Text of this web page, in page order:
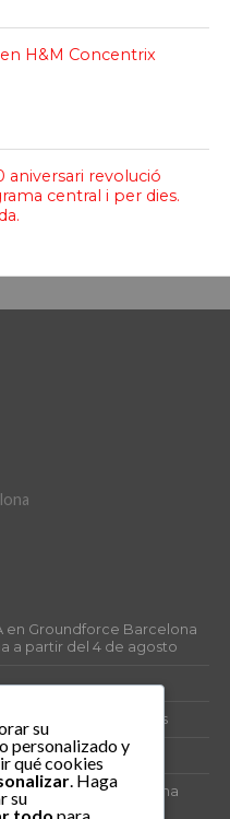
H&M Concentrix
aniversari revolució
central i per dies.
en Groundforce Barcelona
a partir del 4 de agosto
de los Ahogamientos
social 1936. Programa
su
personalizado y
qué cookies
. Haga
su
todo para